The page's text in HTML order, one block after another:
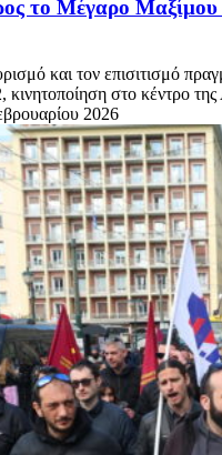
το Μέγαρο
και τον επισιτισμό
στο κέντρο
2026